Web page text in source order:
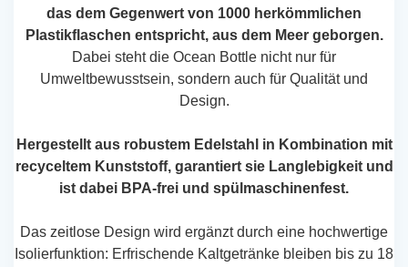
das dem Gegenwert von 1000 herkömmlichen
Plastikflaschen entspricht, aus dem Meer geborgen.
Dabei steht die Ocean Bottle nicht nur für
Umweltbewusstsein, sondern auch für Qualität und
Design.
Hergestellt aus robustem Edelstahl in Kombination mit
recyceltem Kunststoff, garantiert sie Langlebigkeit und
ist dabei BPA-frei und spülmaschinenfest.
Das zeitlose Design wird ergänzt durch eine hochwertige
Isolierfunktion: Erfrischende Kaltgetränke bleiben bis zu 18